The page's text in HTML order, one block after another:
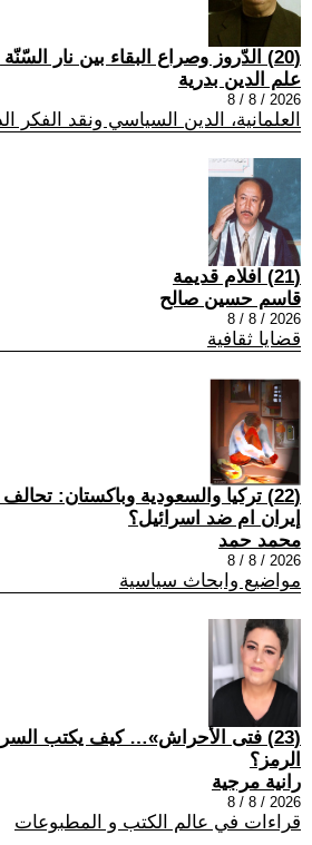
(20) الدّروز وصراع البقاء بين نار السّنّة وأتون التّشييع
علم الدين بدرية
2026 / 8 / 8
العلمانية، الدين السياسي ونقد الفكر
(21) افلام قديمة
قاسم حسين صالح
2026 / 8 / 8
قضايا ثقافية
(22) تركيا والسعودية وباكستان:
إيران ام ضد اسرائيل؟
محمد حمد
2026 / 8 / 8
مواضيع وابحاث سياسية
(23) فتى الأحراش»… كيف يكتب
الرمز؟
رانية مرجية
2026 / 8 / 8
قراءات في عالم الكتب و المطبوعات